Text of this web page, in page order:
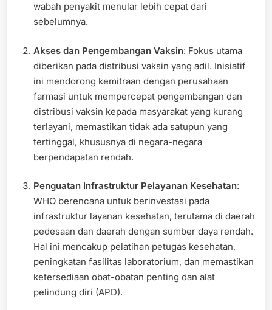
wabah penyakit menular lebih cepat dari
sebelumnya.
Akses dan Pengembangan Vaksin: Fokus utama
diberikan pada distribusi vaksin yang adil. Inisiatif
ini mendorong kemitraan dengan perusahaan
farmasi untuk mempercepat pengembangan dan
distribusi vaksin kepada masyarakat yang kurang
terlayani, memastikan tidak ada satupun yang
tertinggal, khususnya di negara-negara
berpendapatan rendah.
Penguatan Infrastruktur Pelayanan Kesehatan:
WHO berencana untuk berinvestasi pada
infrastruktur layanan kesehatan, terutama di daerah
pedesaan dan daerah dengan sumber daya rendah.
Hal ini mencakup pelatihan petugas kesehatan,
peningkatan fasilitas laboratorium, dan memastikan
ketersediaan obat-obatan penting dan alat
pelindung diri (APD).